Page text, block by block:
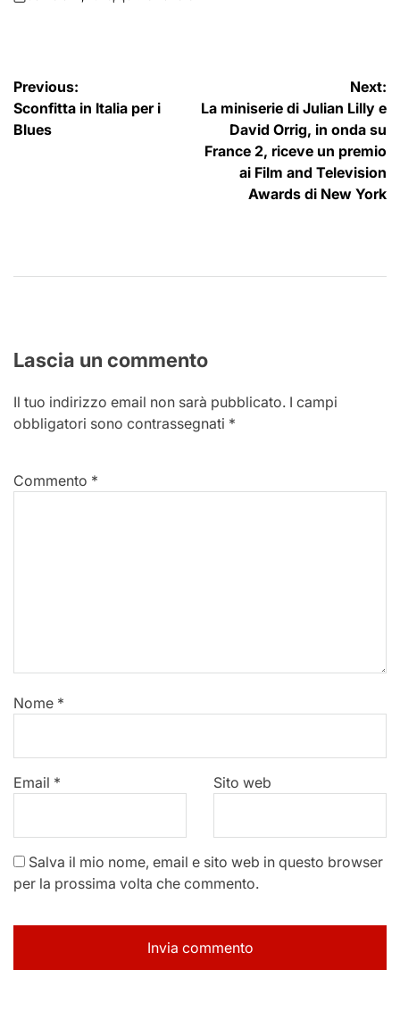
on
Posted
Navigazione
articoli
Previous:
Sconfitta in Italia per i
Blues
Next:
La miniserie di Julian Lilly e
David Orrig, in onda su
France 2, riceve un premio
ai Film and Television
Awards di New York
Lascia un commento
Il tuo indirizzo email non sarà pubblicato. I campi
obbligatori sono contrassegnati *
Commento *
Nome *
Email * Sito web
Salva il mio nome, email e sito web in questo browser
per la prossima volta che commento.